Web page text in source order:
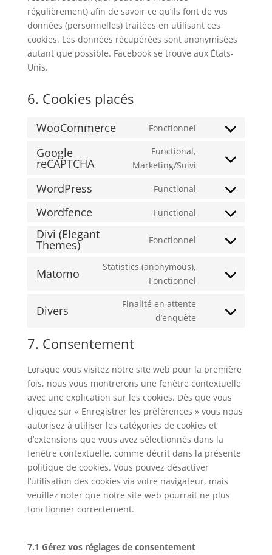
régulièrement) afin de savoir ce qu’ils font de vos
données (personnelles) traitées en utilisant ces
cookies. Les données récupérées sont anonymisées
autant que possible. Facebook se trouve aux États-
Unis.
6. Cookies placés
WooCommerce Fonctionnel
Consent
service
Google
reCAPTCHA
Functional,
Marketing/Suivi
Consent
service
recaptcha
WordPress Functional
Consent
wordpress
Wordfence Functional
Consent
service
Divi (Elegant
Themes) Fonctionnel
Consent
service
themes)
Matomo
Statistics (anonymous),
Fonctionnel
Consent
service
Divers
Finalité en attente
d’enquête
Consent
7. Consentement
Lorsque vous visitez notre site web pour la première
fois, nous vous montrerons une fenêtre contextuelle
avec une explication sur les cookies. Dès que vous
cliquez sur « Enregistrer les préférences » vous nous
autorisez à utiliser les catégories de cookies et
d’extensions que vous avez sélectionnés dans la
fenêtre contextuelle, comme décrit dans la présente
politique de cookies. Vous pouvez désactiver
l’utilisation des cookies via votre navigateur, mais
veuillez noter que notre site web pourrait ne plus
fonctionner correctement.
7.1 Gérez vos réglages de consentement